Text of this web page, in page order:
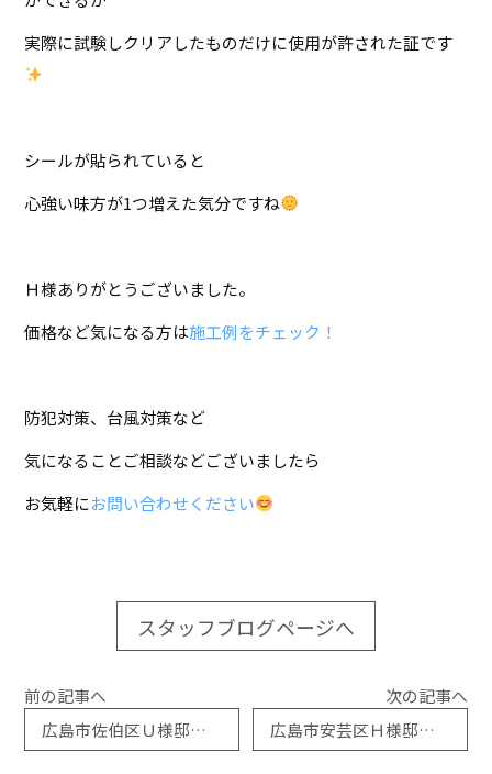
実際に試験しクリアしたものだけに使用が許された証です
シールが貼られていると
心強い味方が1つ増えた気分ですね
Ｈ様ありがとうございました。
価格など気になる方は施工例をチェック！
防犯対策、台風対策など
気になることご相談などございましたら
お気軽にお問い合わせください
スタッフブログページへ
前の記事へ
広島市佐伯区Ｕ様邸 「浴室折戸交換工事」施工例アップしました
次の記事へ
広島市安芸区Ｈ様邸「リシェント玄関ドア取替工事」施工例アップしました